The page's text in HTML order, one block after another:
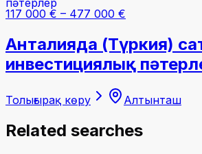
117 000 € – 477 000 €
Анталияда (Түркия)
инвестициялық
Толығырақ көру Алтынташ
Related searches